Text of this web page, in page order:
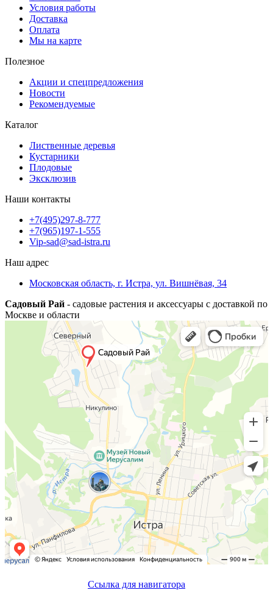
Условия работы
Доставка
Оплата
Мы на карте
Полезное
Акции и спецпредложения
Новости
Рекомендуемые
Каталог
Лиственные деревья
Кустарники
Плодовые
Эксклюзив
Наши контакты
+7(495)297-8-777
+7(965)197-1-555
Vip-sad@sad-istra.ru
Наш адрес
Московская область, г. Истра, ул. Вишнёвая, 34
Садовый Рай - садовые растения и аксессуары с доставкой по
Москве и области
Cсылка для навигатора